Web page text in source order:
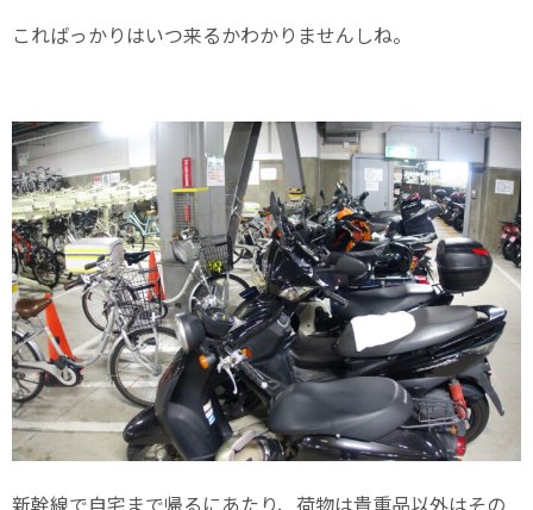
こればっかりはいつ来るかわかりませんしね。